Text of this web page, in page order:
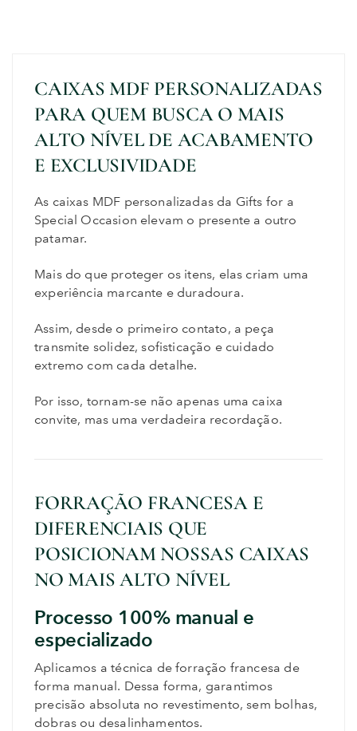
CAIXAS MDF PERSONALIZADAS
PARA QUEM BUSCA O MAIS
ALTO NÍVEL DE ACABAMENTO
E EXCLUSIVIDADE
As caixas MDF personalizadas da Gifts for a
Special Occasion elevam o presente a outro
patamar.
Mais do que proteger os itens, elas criam uma
experiência marcante e duradoura.
Assim, desde o primeiro contato, a peça
transmite solidez, sofisticação e cuidado
extremo com cada detalhe.
Por isso, tornam-se não apenas uma caixa
convite, mas uma verdadeira recordação.
FORRAÇÃO FRANCESA E
DIFERENCIAIS QUE
POSICIONAM NOSSAS CAIXAS
NO MAIS ALTO NÍVEL
Processo 100% manual e
especializado
Aplicamos a técnica de forração francesa de
forma manual. Dessa forma, garantimos
precisão absoluta no revestimento, sem bolhas,
dobras ou desalinhamentos.